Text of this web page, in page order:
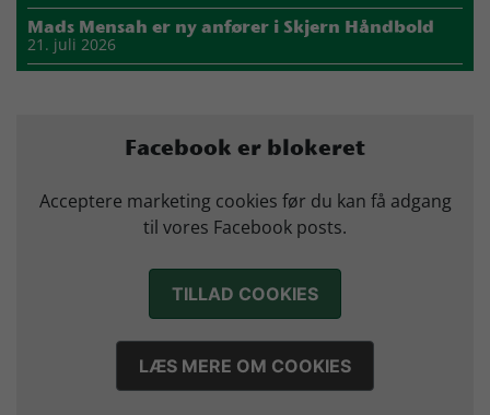
Mads Mensah er ny anfører i Skjern Håndbold
21. juli 2026
Marius Nørsøller udlejes til HØJ Elite
Morten Vium takker af efter 17 sæsoner i grønt
12. juli 2026
Facebook er blokeret
Acceptere marketing cookies før du kan få adgang
til vores Facebook posts.
TILLAD COOKIES
LÆS MERE OM COOKIES